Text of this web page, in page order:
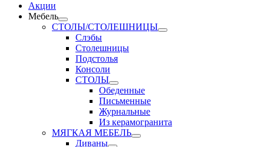
Акции
Мебель
СТОЛЫ/СТОЛЕШНИЦЫ
Слэбы
Столешницы
Подстолья
Консоли
СТОЛЫ
Обеденные
Письменные
Журнальные
Из керамогранита
МЯГКАЯ МЕБЕЛЬ
Диваны